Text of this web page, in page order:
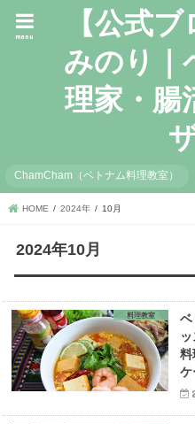
【公式
みのり｜
理家・腸
menu
ChamCham（ベトナム料理教室）
HOME 2024年 10月
2024年10月
料理教室
ベ
料
ケ